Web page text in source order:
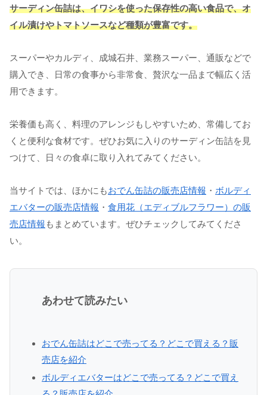
サーディン缶詰は、イワシを使った保存性の高い食品で、オ
イル漬けやトマトソースなど種類が豊富です。
スーパーやカルディ、成城石井、業務スーパー、通販などで
購入でき、日常の食事から非常食、贅沢な一品まで幅広く活
用できます。
栄養価も高く、料理のアレンジもしやすいため、常備してお
くと便利な食材です。ぜひお気に入りのサーディン缶詰を見
つけて、日々の食卓に取り入れてみてください。
当サイトでは、ほかにもおでん缶詰の販売店情報 ・ ボルディ
エバターの販売店情報 ・ 食用花（エディブルフラワー）の販
売店情報 もまとめています。ぜひチェックしてみてくださ
い。
あわせて読みたい
おでん缶詰はどこで売ってる？どこで買える？販
売店を紹介
ボルディエバターはどこで売ってる？どこで買え